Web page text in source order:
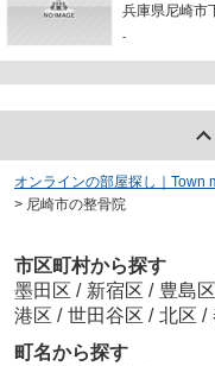
兵庫県尼崎市
-
オンラインの部屋探し｜Town
> 尼崎市の整骨院
市区町村から探す
墨田区 / 新宿区 / 豊島区
港区 / 世田谷区 / 北区 /
町名から探す